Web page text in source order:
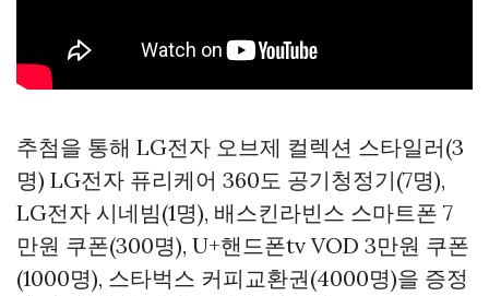
추첨을 통해 LG전자 오브제 컬렉션 스타일러(3
명) LG전자 퓨리케어 360도 공기청정기(7명),
LG전자 시네빔(1명), 배스킨라빈스 스마트폰 7
만원 쿠폰(300명), U+핸드폰tv VOD 3만원 쿠폰
(1000명), 스타벅스 커피교환권(4000명)을 증정